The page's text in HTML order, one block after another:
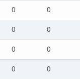
0 0
0 0
0 0
0 0